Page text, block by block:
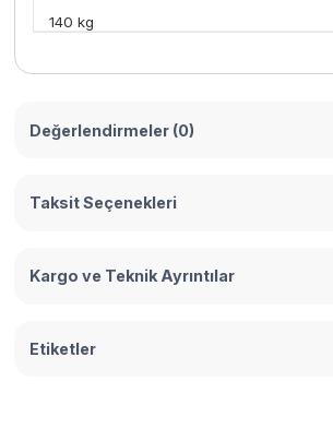
140 kg
Değerlendirmeler (0)
Taksit Seçenekleri
Kargo ve Teknik Ayrıntılar
Etiketler